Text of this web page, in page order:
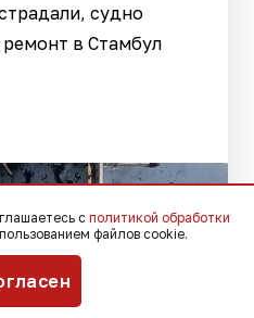
судно
в Стамбул
с политикой обработки
файлов cookie.